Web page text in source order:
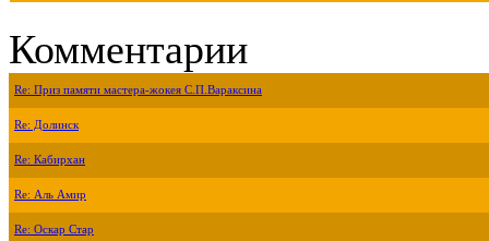
Комментарии
Re: Приз памяти мастера-жокея С.П.Вараксина
Re: Долинск
Re: Кабирхан
Re: Аль Амир
Re: Оскар Стар